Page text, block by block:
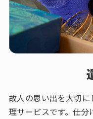
故人の思い出を大切
理サービスです。仕